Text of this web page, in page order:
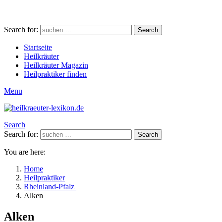
Search for: Search
Startseite
Heilkräuter
Heilkräuter Magazin
Heilpraktiker finden
Menu
Search
Search for:
Search
You are here:
Home
Heilpraktiker
Rheinland-Pfalz
Alken
Alken